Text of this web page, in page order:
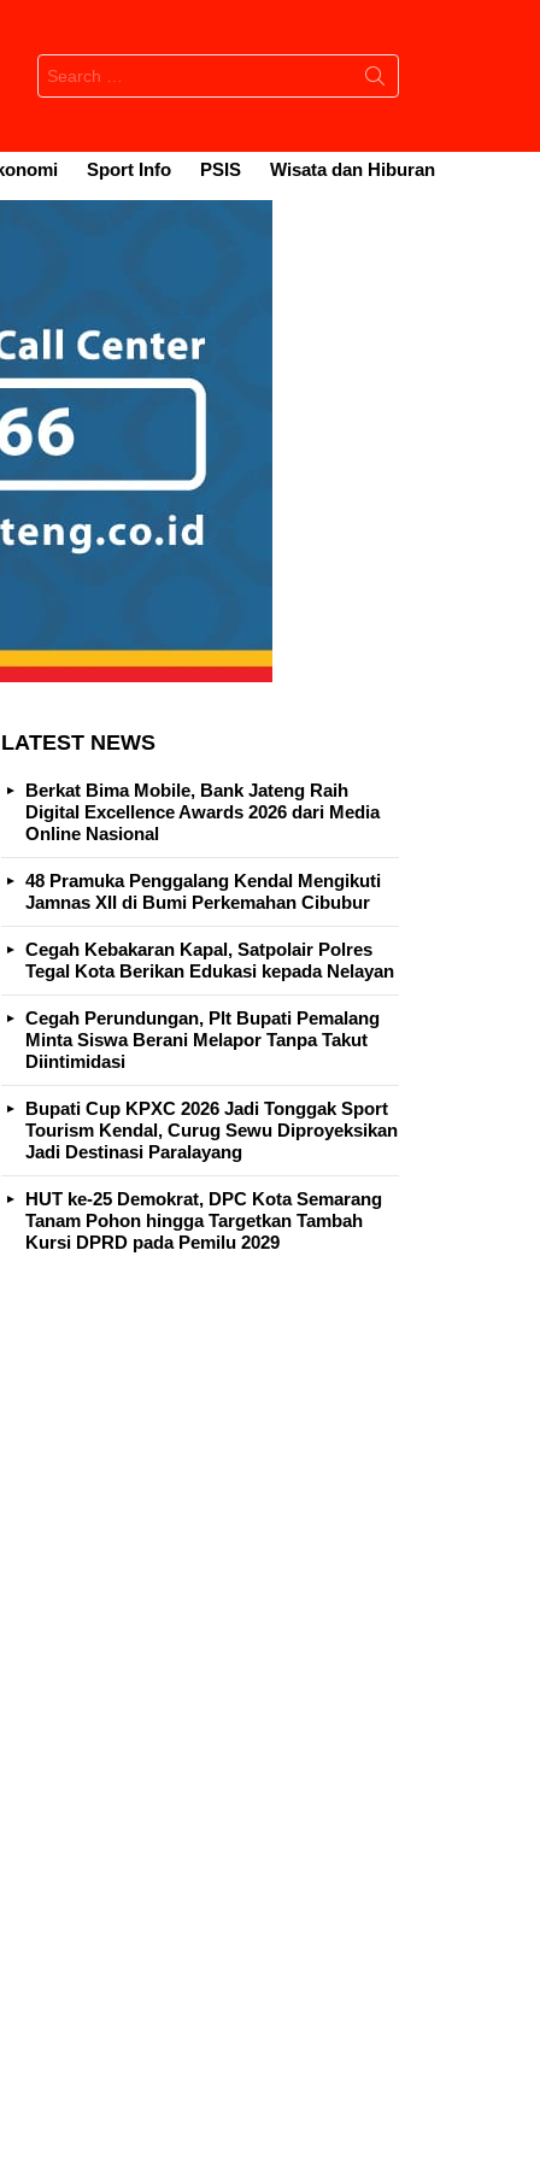
Search
for:
Sport Info PSIS Wisata dan Hiburan
LATEST NEWS
Berkat Bima Mobile, Bank Jateng Raih
Digital Excellence Awards 2026 dari Media
Online Nasional
48 Pramuka Penggalang Kendal Mengikuti
Jamnas XII di Bumi Perkemahan Cibubur
Cegah Kebakaran Kapal, Satpolair Polres
Tegal Kota Berikan Edukasi kepada Nelayan
Cegah Perundungan, Plt Bupati Pemalang
Minta Siswa Berani Melapor Tanpa Takut
Diintimidasi
Bupati Cup KPXC 2026 Jadi Tonggak Sport
Tourism Kendal, Curug Sewu Diproyeksikan
Jadi Destinasi Paralayang
HUT ke-25 Demokrat, DPC Kota Semarang
Tanam Pohon hingga Targetkan Tambah
Kursi DPRD pada Pemilu 2029